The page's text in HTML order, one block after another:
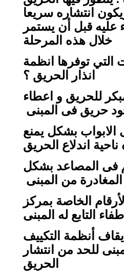
انتشاره سريعا
قبل أن يستمر
خلال هذه المرحلة
التي توفرها انظمة
انذار الحريق ؟
للحريق و اعطاء
حريق فى المبنى
بشكل يمنع
ناحية اندلاع الحريق
فى المصاعد بشكل
من المبنى
الخاصة بمركز
التابع له المبنى
أنظمة التكييف
للحد من انتشار
الحريق